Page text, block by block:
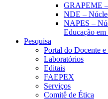
GRAPEME
NDE –
NAPES –
Educação em
Pesquisa
Portal do Docente e
Laboratórios
Editais
FAEPEX
Serviços
Comitê de Ética